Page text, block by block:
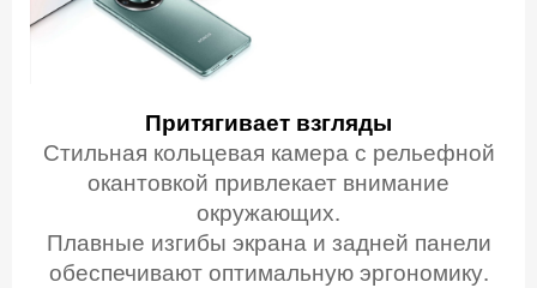
Притягивает взгляды
Стильная кольцевая камера с рельефной
окантовкой привлекает внимание
окружающих.
Плавные изгибы экрана и задней панели
обеспечивают оптимальную эргономику.